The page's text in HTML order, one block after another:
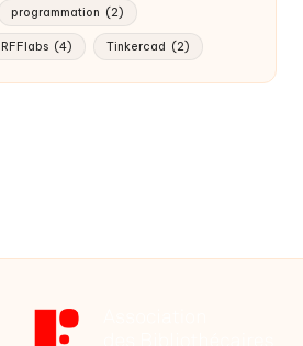
programmation (2)
RFFlabs (4) Tinkercad (2)